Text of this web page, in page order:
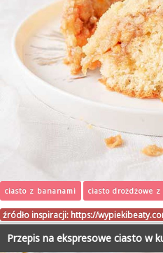
ciasto z bananami ciasto drożdżowe
źródło inspiracji: https://
Przepis na ekspresowe ciasto w